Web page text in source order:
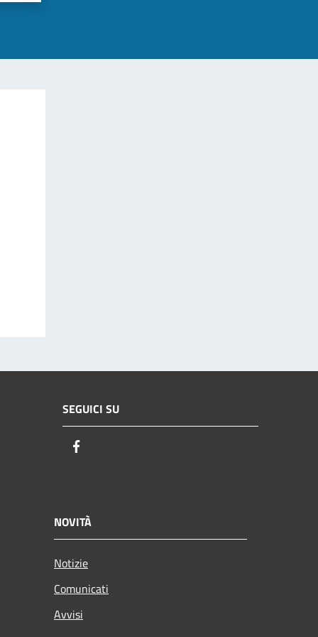
SEGUICI SU
NOVITÀ
Notizie
Comunicati
Avvisi